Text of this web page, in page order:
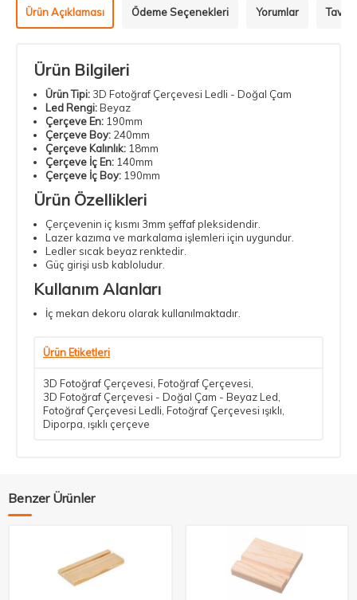
Ürün Açıklaması Ödeme Seçenekleri Yorumlar
Ürün Bilgileri
Ürün Tipi: 3D Fotoğraf Çerçevesi Ledli - Doğal Çam
Led Rengi:Beyaz
Çerçeve En: 190mm
Çerçeve Boy: 240mm
Çerçeve Kalınlık: 18mm
Çerçeve İç En: 140mm
Çerçeve İç Boy: 190mm
Ürün Özellikleri
Çerçevenin iç kısmı 3mm şeffaf pleksidendir.
Lazer kazıma ve markalama işlemleri için uygundur.
Ledler sıcak beyaz renktedir.
Güç girişi usb kabloludur.
Kullanım Alanları
İç mekan dekoru olarak kullanılmaktadır.
Ürün Etiketleri
3D Fotoğraf Çerçevesi Fotoğraf Çerçevesi
3D Fotoğraf Çerçevesi - Doğal Çam - Beyaz Led
Fotoğraf Çerçevesi Ledli Fotoğraf Çerçevesi ışıklı
Diporpa ışıklı çerçeve
Benzer Ürünler